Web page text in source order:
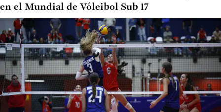
en el Mundial de Vóleibol Sub 17